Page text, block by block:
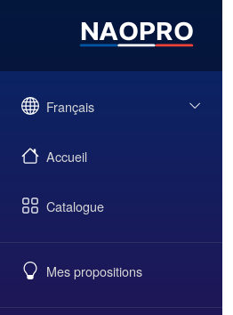
Français
Accueil
Catalogue
Mes propositions